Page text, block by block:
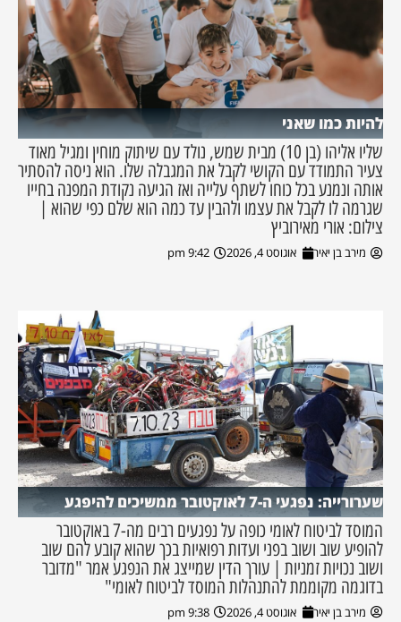
להיות כמו שאני
שליו אליהו (בן 10) מבית שמש, נולד עם שיתוק מוחין ומגיל מאוד
צעיר התמודד עם הקושי לקבל את המגבלה שלו. הוא ניסה להסתיר
אותה ונמנע בכל כוחו לשתף עלייה ואז הגיעה נקודת המפנה בחייו
שגרמה לו לקבל את עצמו ולהבין עד כמה הוא שלם כפי שהוא |
צילום: אורי מאירוביץ
מירב בן יאיר אוגוסט 4, 2026 9:42 pm
שערורייה: נפגעי ה-7 לאוקטובר ממשיכים להיפגע
המוסד לביטוח לאומי כופה על נפגעים רבים מה-7 באוקטובר
להופיע שוב ושוב בפני ועדות רפואיות בכך שהוא קובע להם שוב
ושוב נכויות זמניות | עורך הדין שמייצג את הנפגע אמר "מדובר
בדוגמה מקוממת להתנהלות המוסד לביטוח לאומי"
מירב בן יאיר אוגוסט 4, 2026 9:38 pm